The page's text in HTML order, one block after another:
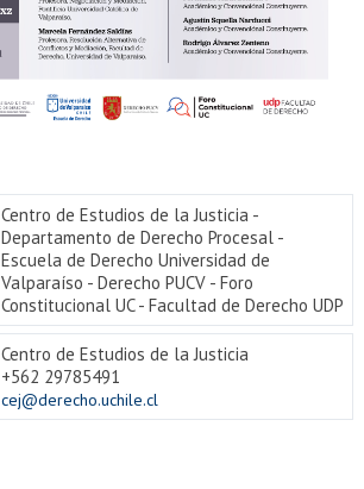
Centro de Estudios de la Justicia -
Departamento de Derecho Procesal -
Escuela de Derecho Universidad de
Valparaíso - Derecho PUCV - Foro
Constitucional UC - Facultad de Derecho UDP
Centro de Estudios de la Justicia
+562 29785491
cej@derecho.uchile.cl